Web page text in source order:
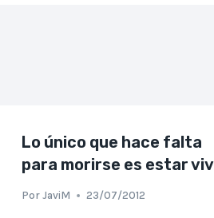
Lo único que hace falta
para morirse es estar
Por JaviM 23/07/2012